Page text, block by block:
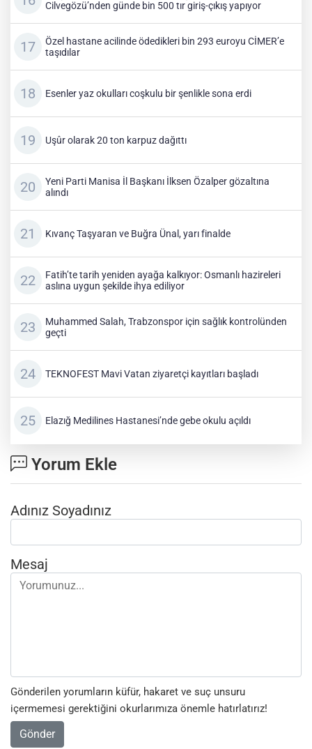
Cilvegözü’nden günde bin 500 tır giriş-çıkış yapıyor
Özel hastane acilinde ödedikleri bin 293 euroyu CİMER’e
taşıdılar
Esenler yaz okulları coşkulu bir şenlikle sona erdi
Uşûr olarak 20 ton karpuz dağıttı
Yeni Parti Manisa İl Başkanı İlksen Özalper gözaltına
alındı
Kıvanç Taşyaran ve Buğra Ünal, yarı finalde
Fatih’te tarih yeniden ayağa kalkıyor: Osmanlı hazireleri
aslına uygun şekilde ihya ediliyor
Muhammed Salah, Trabzonspor için sağlık kontrolünden
geçti
TEKNOFEST Mavi Vatan ziyaretçi kayıtları başladı
Elazığ Medilines Hastanesi’nde gebe okulu açıldı
Yorum Ekle
Adınız Soyadınız
Mesaj
Gönderilen yorumların küfür, hakaret ve suç unsuru
içermemesi gerektiğini okurlarımıza önemle hatırlatırız!
Gönder